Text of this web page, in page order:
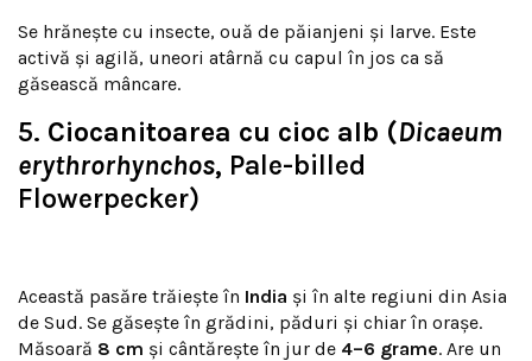
Se hrănește cu insecte, ouă de păianjeni și larve. Este
activă și agilă, uneori atârnă cu capul în jos ca să
găsească mâncare.
5. Ciocanitoarea cu cioc alb (Dicaeum
erythrorhynchos, Pale-billed
Flowerpecker)
Această pasăre trăiește în India și în alte regiuni din Asia
de Sud. Se găsește în grădini, păduri și chiar în orașe.
Măsoară 8 cm și cântărește în jur de 4–6 grame. Are un